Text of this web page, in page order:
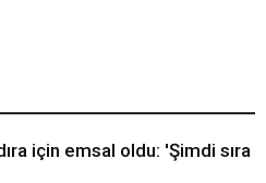
için emsal oldu: 'Şimdi sıra